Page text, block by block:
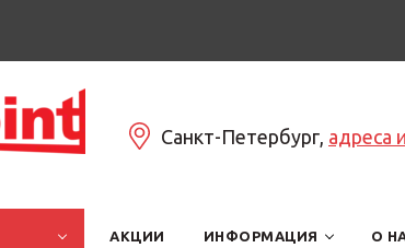
Санкт-Петербург, адреса
АКЦИИ ИНФОРМАЦИЯ О